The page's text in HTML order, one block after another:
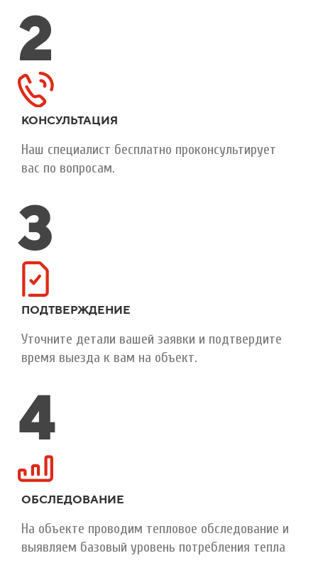
2
КОНСУЛЬТАЦИЯ
Наш специалист бесплатно проконсультирует
вас по вопросам.
3
ПОДТВЕРЖДЕНИЕ
Уточните детали вашей заявки и подтвердите
время выезда к вам на объект.
4
ОБСЛЕДОВАНИЕ
На объекте проводим тепловое обследование и
выявляем базовый уровень потребления тепла